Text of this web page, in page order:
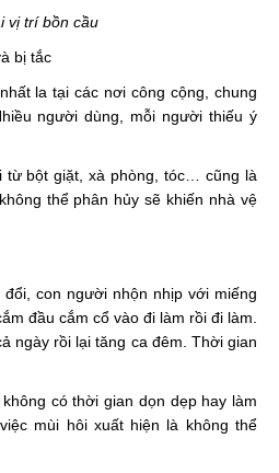
vị trí bồn cầu
bị tắc
la tại các nơi công cộng, chung
người dùng, mỗi người thiếu ý
từ bột giặt, xà phòng, tóc… cũng là
thể phân hủy sẽ khiến nhà vệ
con người nhộn nhịp với miếng
đầu cắm cổ vào đi làm rồi đi làm.
ngày rồi lại tăng ca đêm. Thời gian
có thời gian dọn dẹp hay làm
mùi hôi xuất hiện là không thể